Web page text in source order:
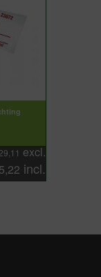
29,11 excl.
incl.